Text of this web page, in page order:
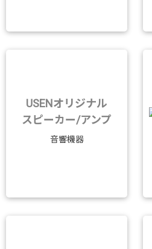
USENオリジナル
スピーカー/アンプ
音響機器